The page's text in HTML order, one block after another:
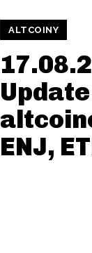
ALTCOINY
Update
ENJ,